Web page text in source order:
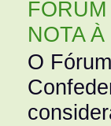
NOTA
O